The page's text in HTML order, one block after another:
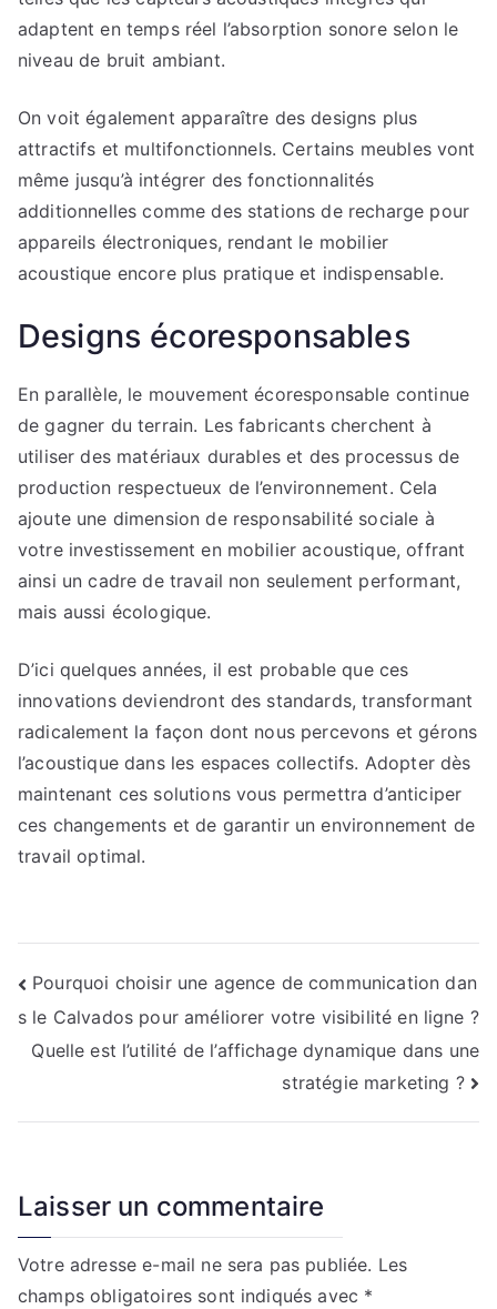
adaptent en temps réel l’absorption sonore selon le
niveau de bruit ambiant.
On voit également apparaître des designs plus
attractifs et multifonctionnels. Certains meubles vont
même jusqu’à intégrer des fonctionnalités
additionnelles comme des stations de recharge pour
appareils électroniques, rendant le mobilier
acoustique encore plus pratique et indispensable.
Designs écoresponsables
En parallèle, le mouvement écoresponsable continue
de gagner du terrain. Les fabricants cherchent à
utiliser des matériaux durables et des processus de
production respectueux de l’environnement. Cela
ajoute une dimension de responsabilité sociale à
votre investissement en mobilier acoustique, offrant
ainsi un cadre de travail non seulement performant,
mais aussi écologique.
D’ici quelques années, il est probable que ces
innovations deviendront des standards, transformant
radicalement la façon dont nous percevons et gérons
l’acoustique dans les espaces collectifs. Adopter dès
maintenant ces solutions vous permettra d’anticiper
ces changements et de garantir un environnement de
travail optimal.
Navigation
de
Pourquoi choisir une agence de communication dan
s le Calvados pour améliorer votre visibilité en ligne ?
Quelle est l’utilité de l’affichage dynamique dans une
stratégie marketing ?
Laisser un commentaire
Votre adresse e-mail ne sera pas publiée. Les
champs obligatoires sont indiqués avec *